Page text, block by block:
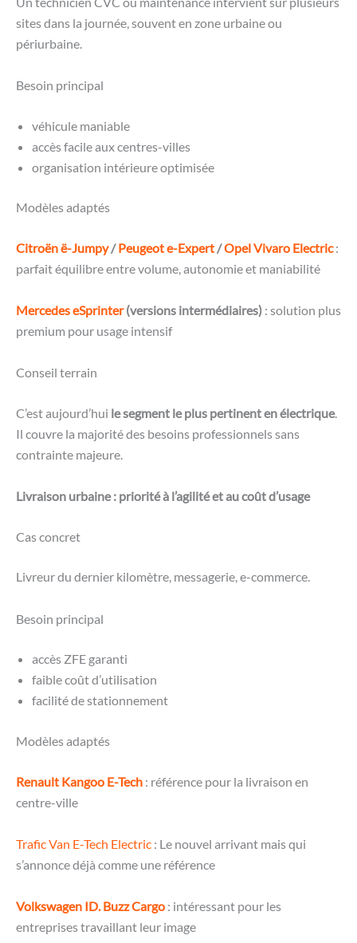
sites dans la journée, souvent en zone urbaine ou
périurbaine.
Besoin principal
véhicule maniable
accès facile aux centres-villes
organisation intérieure optimisée
Modèles adaptés
Citroën ë-Jumpy/Peugeot e-Expert/Opel Vivaro Electric:
parfait équilibre entre volume, autonomie et maniabilité
Mercedes eSprinter(versions intermédiaires) : solution plus
premium pour usage intensif
Conseil terrain
C’est aujourd’hui le segment le plus pertinent en électrique.
Il couvre la majorité des besoins professionnels sans
contrainte majeure.
Livraison urbaine : priorité à l’agilité et au coût d’usage
Cas concret
Livreur du dernier kilomètre, messagerie, e-commerce.
Besoin principal
accès ZFE garanti
faible coût d’utilisation
facilité de stationnement
Modèles adaptés
Renault Kangoo E-Tech : référence pour la livraison en
centre-ville
Trafic Van E-Tech Electric : Le nouvel arrivant mais qui
s’annonce déjà comme une référence
Volkswagen ID. Buzz Cargo : intéressant pour les
entreprises travaillant leur image